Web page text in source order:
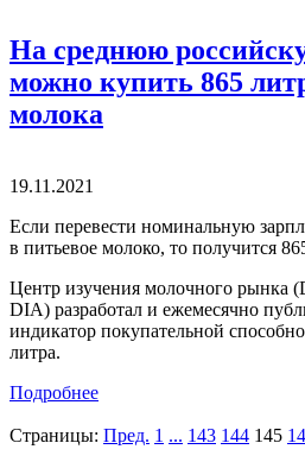
На среднюю
можно купить 865
молока
19.11.2021
Если перевести номинальную
в питьевое молоко, то получится
Центр изучения молочного рынка
DIA) разработал и ежемесячно
индикатор покупательной
литра.
Подробнее
Страницы: Пред. 1 ... 143 144 145